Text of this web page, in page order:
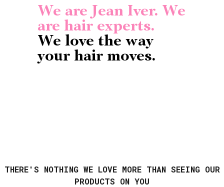
We are Jean Iver. We
are hair experts.
We love the way
your hair moves.
THERE'S NOTHING WE LOVE MORE THAN SEEING OUR
PRODUCTS ON YOU